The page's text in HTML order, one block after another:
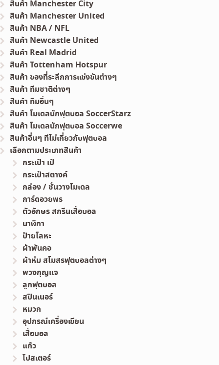
สินค้า Manchester City
สินค้า Manchester United
สินค้า NBA / NFL
สินค้า Newcastle United
สินค้า Real Madrid
สินค้า Tottenham Hotspur
สินค้า ของที่ระลึกการแข่งขันต่างๆ
สินค้า ทีมชาติต่างๆ
สินค้า ทีมอื่นๆ
สินค้า โมเดลนักฟุตบอล SoccerStarz
สินค้า โมเดลนักฟุตบอล Soccerwe
สินค้าอื่นๆ ทีไม่เกี่ยวกับฟุตบอล
เลือกตามประเภทสินค้า
กระเป๋า เป้
กระเป๋าสตางค์
กล่อง / ชั้นวางโมเดล
การ์ดอวยพร
ตัวอักษร สกรีนเสื้อบอล
นาฬิกา
ป้ายโลหะ
ผ้าพันคอ
ผ้าห่ม สโมสรฟุตบอลต่างๆ
พวงกุญแจ
ลูกฟุตบอล
สปินเนอร์
หมวก
อุปกรณ์เครื่องเขียน
เสื้อบอล
แก้ว
โปสเตอร์